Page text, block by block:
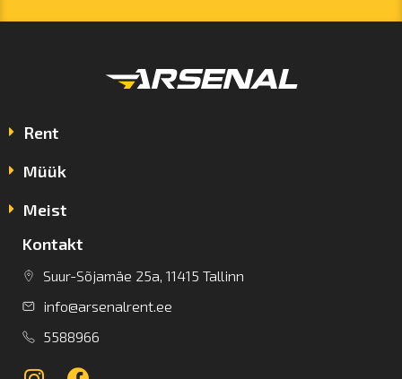
Rent
Müük
Meist
Kontakt
Suur-Sõjamäe 25a, 11415 Tallinn
info@arsenalrent.ee
5588966